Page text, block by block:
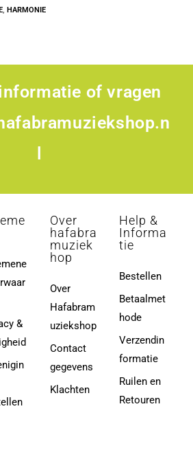
, HARMONIE
of vragen
&
Over
hafabra
muziek
hop
Over
Hafabram
uziekshop
Contact
gegevens
Klachten
Help &
Informa
tie
Bestellen
Betaalmet
hode
Verzendin
formatie
Ruilen en
Retouren